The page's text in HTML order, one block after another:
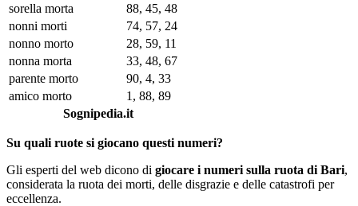
sorella morta
88, 45, 48
nonni morti
74, 57, 24
nonno morto
28, 59, 11
nonna morta
33, 48, 67
parente morto
90, 4, 33
amico morto
1, 88, 89
Sognipedia.it
Su quali ruote si giocano questi numeri?
Gli esperti del web dicono di giocare i numeri sulla ruota di Bari,
considerata la ruota dei morti, delle disgrazie e delle catastrofi per
eccellenza.